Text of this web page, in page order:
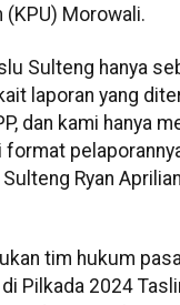
(KPU) Morowali.
Sulteng hanya
laporan yang
dan kami hanya
Ryan
tim hukum
Pilkada 2024